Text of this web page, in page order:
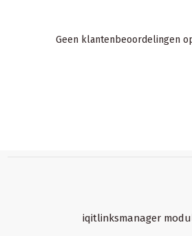
Geen klantenbeoordelingen
iqitlinksmanager